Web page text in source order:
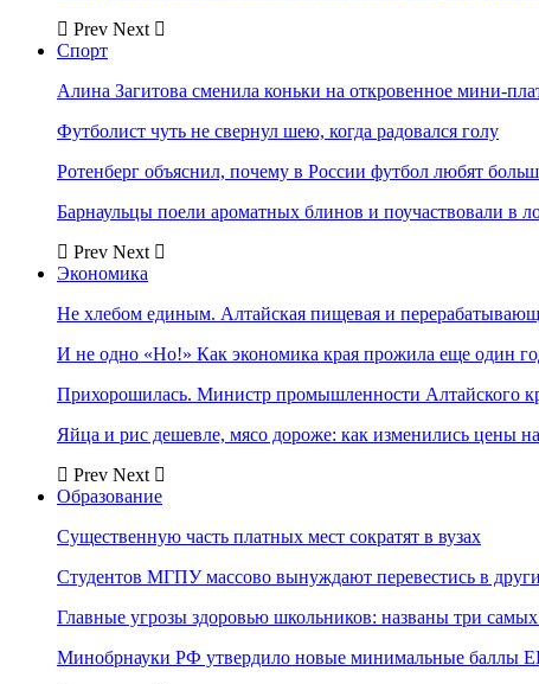
Prev Next
Спорт
Алина Загитова сменила коньки на откровенное мини-
Футболист чуть не свернул шею, когда радовался голу
Ротенберг объяснил, почему в России футбол любят
Барнаульцы поели ароматных блинов и поучаствовали в
Prev Next
Экономика
Не хлебом единым. Алтайская пищевая и
И не одно «Но!» Как экономика края прожила еще один
Прихорошилась. Министр промышленности Алтайского
Яйца и рис дешевле, мясо дороже: как изменились цены
Prev Next
Образование
Существенную часть платных мест сократят в вузах
Студентов МГПУ массово вынуждают перевестись в
Главные угрозы здоровью школьников: названы три
Минобрнауки РФ утвердило новые минимальные баллы